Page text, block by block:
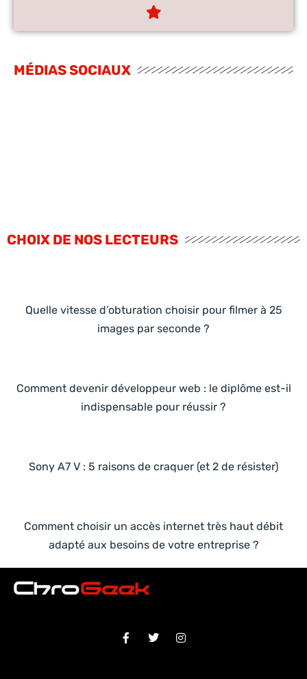
MÉDIAS SOCIAUX
CHOIX DE NOS LECTEURS
Quelle vitesse d’obturation choisir pour filmer à 25
images par seconde ?
Comment devenir développeur web : le diplôme est-il
indispensable pour réussir ?
Sony A7 V : 5 raisons de craquer (et 2 de résister)
Comment choisir un accès internet très haut débit
adapté aux besoins de votre entreprise ?